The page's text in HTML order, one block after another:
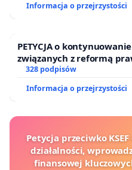
Informacja o przejrzystości
PETYCJA o
związanych z reformą
328 podpisów
Informacja o przejrzystości
Petycja przeciwko
działalności,
finansowej